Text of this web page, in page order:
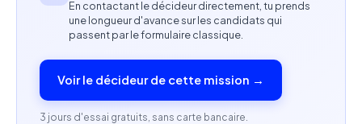
suivi des indicateurs de performance
Participer à la gestion des incidents en phase de
run et à l'amélioration continue des processus
marketing et des parcours clients digitaux
En contactant le décideur directement, tu prends
une longueur d'avance sur les candidats qui
passent par le formulaire classique.
Voir le décideur de cette mission →
3 jours d'essai gratuits, sans carte bancaire.